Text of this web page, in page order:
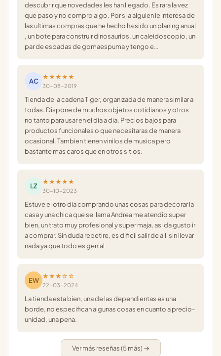
descubrir que novedades les han llegado. Es rara la vez
que paso y no compro algo. Por si a alguien le interesa de
las ultimas compras que he hecho ha sido un planing anual
, un bote para construir dinosaurios, un caleidoscopio, un
par de espadas de gomaespuma y tengo e…
AC
★★★★★
30-08-2019
Tienda de la cadena Tiger, organizada de manera similar a
todas. Dispone de muchos objetos cotidianos y otros
no tanto para usar en el dia a dia. Precios bajos para
productos funcionales o que necesitaras de manera
ocasional. Tambien tienen vinilos de musica pero
bastante mas caros que en otros sitios.
LZ
★★★★★
30-10-2023
Estuve el otro dia comprando unas cosas para decorar la
casa y una chica que se llama Andrea me atendio super
bien, un trato muy profesional y super maja, asi da gusto ir
a comprar. Sin duda repetire, es dificil salir de alli sin llevar
nada ya que todo es genial
EW
★★★☆☆
22-03-2024
La tienda esta bien, una de las dependientas es una
borde, no especifican algunas cosas en cuanto a precio-
unidad, una pena.
Ver más reseñas (5 más) →